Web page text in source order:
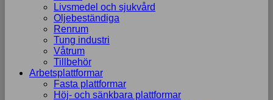
Livsmedel och sjukvård
Oljebeständiga
Renrum
Tung industri
Våtrum
Tillbehör
Arbetsplattformar
Fasta plattformar
Höj- och sänkbara plattformar